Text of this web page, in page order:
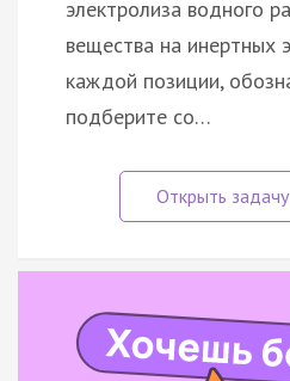
электролиза водного
вещества на инертных
каждой позиции,
подберите со…